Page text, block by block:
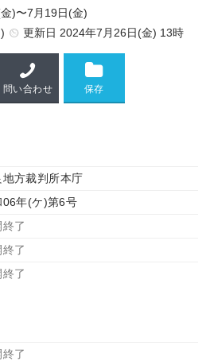
)〜7月19日(金)
更新日 2024年7月26日(金) 13時
問い合わせ
地方裁判所本庁
06年(ケ)第6号
了
了
了
了